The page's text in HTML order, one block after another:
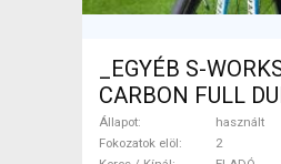
_EGYÉB S-
CARBON FULL
Országúti használt
Állapot
használt
Fokozatok elöl
2